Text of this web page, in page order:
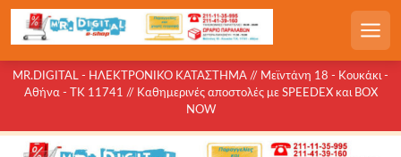
c
MR.DIGITAL - ΗΛΕΚΤΡΟΝΙΚΟ ΚΑΤΑΣΤΗΜΑ // Μεϊντάνη 18 - Κουκάκι -
Αθήνα - ΤΚ 11741 // Καθημερινές αποστολές με SPEEDEX και BOX
NOW